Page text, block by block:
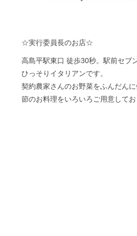
☆実行委員長のお店☆
高島平駅東口 徒歩30秒。駅前セブ
ひっそりイタリアンです。
契約農家さんのお野菜をふんだん
節のお料理をいろいろご用意してお